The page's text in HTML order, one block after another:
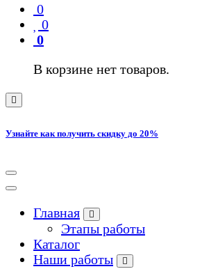
0
0
0
В корзине нет товаров.
Узнайте как получить скидку до 20%
Главная
Этапы работы
Каталог
Наши работы